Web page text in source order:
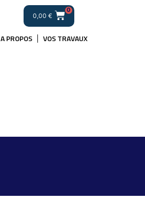
0,00 €
0
A PROPOS VOS TRAVAUX